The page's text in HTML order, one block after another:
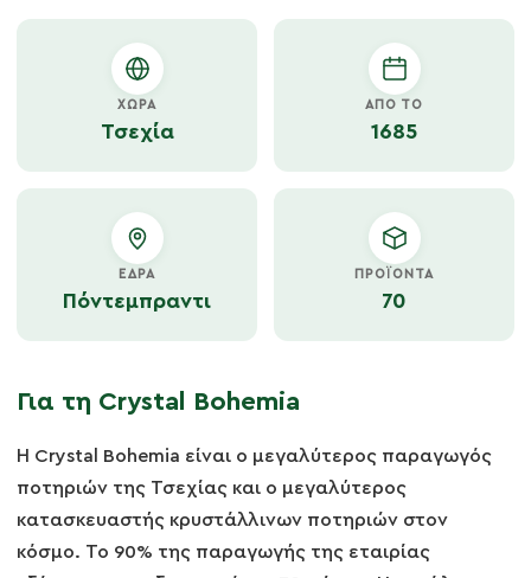
ΧΏΡΑ
Τσεχία
ΑΠΌ ΤΟ
1685
ΈΔΡΑ
Πόντεμπραντι
ΠΡΟΪΌΝΤΑ
70
Για τη Crystal Bohemia
Η Crystal Bohemia είναι ο μεγαλύτερος παραγωγός
ποτηριών της Τσεχίας και ο μεγαλύτερος
κατασκευαστής κρυστάλλινων ποτηριών στον
κόσμο. Το 90% της παραγωγής της εταιρίας